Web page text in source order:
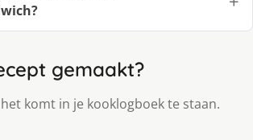
gemaakt?
komt in je kooklogboek te staan.